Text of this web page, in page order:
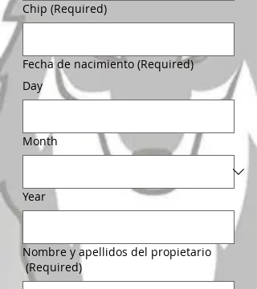
Chip (Required)
Fecha de nacimiento (Required)
Day
Month
Year
Nombre y apellidos del propietario
(Required)